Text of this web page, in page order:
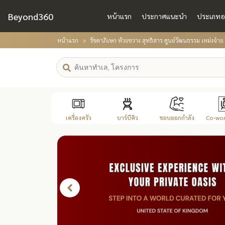
Beyond360 หน้าแรก ประกาศแนะนำ ประเภท
หน้าแรก รัชดาภิเษก ห้วยขวาง สุทธิสาร ศูนย์วัฒนธรรม เหม่งจ๋าย
เครื่องครัว บาร์บีคิว ชอบออกกำลัง Co-